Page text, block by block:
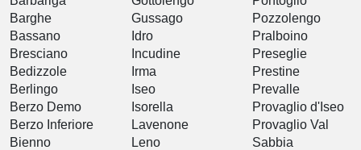
Barghe
Bassano
Bresciano
Bedizzole
Berlingo
Berzo Demo
Berzo Inferiore
Bienno
Gussago
Idro
Incudine
Irma
Iseo
Isorella
Lavenone
Leno
Pozzolengo
Pralboino
Preseglie
Prestine
Prevalle
Provaglio d'Iseo
Provaglio Val
Sabbia